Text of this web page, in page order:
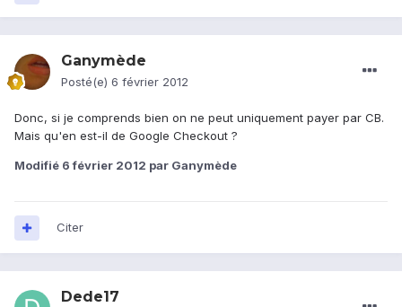
Ganymède
Posté(e) 6 février 2012
Donc, si je comprends bien on ne peut uniquement payer par CB.
Mais qu'en est-il de Google Checkout ?
Modifié 6 février 2012 par Ganymède
Citer
Dede17